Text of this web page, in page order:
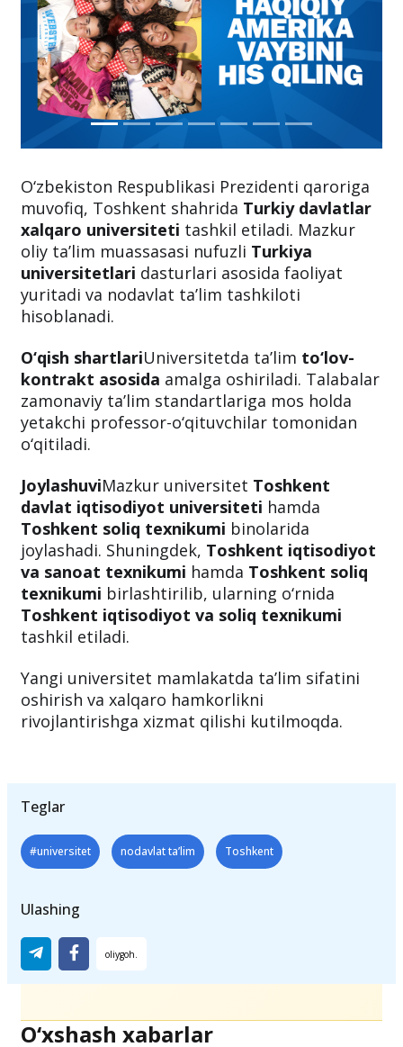
O‘zbekiston Respublikasi Prezidenti qaroriga
muvofiq, Toshkent shahrida Turkiy davlatlar
xalqaro universiteti tashkil etiladi. Mazkur
oliy ta’lim muassasasi nufuzli Turkiya
universitetlari dasturlari asosida faoliyat
yuritadi va nodavlat ta’lim tashkiloti
hisoblanadi.
O‘qish shartlariUniversitetda ta’lim to‘lov-
kontrakt asosida amalga oshiriladi. Talabalar
zamonaviy ta’lim standartlariga mos holda
yetakchi professor-o‘qituvchilar tomonidan
o‘qitiladi.
JoylashuviMazkur universitet Toshkent
davlat iqtisodiyot universiteti hamda
Toshkent soliq texnikumi binolarida
joylashadi. Shuningdek, Toshkent iqtisodiyot
va sanoat texnikumi hamda Toshkent soliq
texnikumi birlashtirilib, ularning o‘rnida
Toshkent iqtisodiyot va soliq texnikumi
tashkil etiladi.
Yangi universitet mamlakatda ta’lim sifatini
oshirish va xalqaro hamkorlikni
rivojlantirishga xizmat qilishi kutilmoqda.
Teglar
#universitet nodavlat ta’lim Toshkent
Ulashing
O‘xshash xabarlar